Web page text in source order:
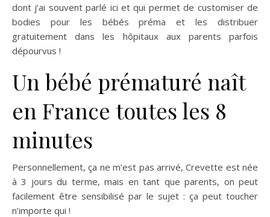
dont j’ai souvent parlé ici et qui permet de customiser de
bodies pour les bébés préma et les distribuer
gratuitement dans les hôpitaux aux parents parfois
dépourvus !
Un bébé prématuré naît
en France toutes les 8
minutes
Personnellement, ça ne m’est pas arrivé, Crevette est née
à 3 jours du terme, mais en tant que parents, on peut
facilement être sensibilisé par le sujet : ça peut toucher
n’importe qui !